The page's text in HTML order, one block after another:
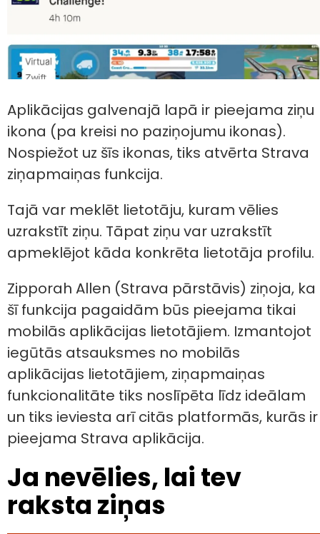
Aplikācijas galvenajā lapā ir pieejama ziņu
ikona (pa kreisi no paziņojumu ikonas).
Nospiežot uz šīs ikonas, tiks atvērta Strava
ziņapmaiņas funkcija.
Tajā var meklēt lietotāju, kuram vēlies
uzrakstīt ziņu. Tāpat ziņu var uzrakstīt
apmeklējot kāda konkrēta lietotāja profilu.
Zipporah Allen (Strava pārstāvis) ziņoja, ka
šī funkcija pagaidām būs pieejama tikai
mobilās aplikācijas lietotājiem. Izmantojot
iegūtās atsauksmes no mobilās
aplikācijas lietotājiem, ziņapmaiņas
funkcionalitāte tiks noslīpēta līdz ideālam
un tiks ieviesta arī citās platformās, kurās ir
pieejama Strava aplikācija.
Ja nevēlies, lai tev
raksta ziņas